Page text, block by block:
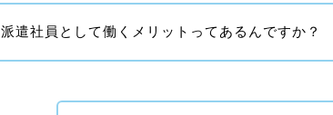
派遣社員として働くメリットってあるんですか？